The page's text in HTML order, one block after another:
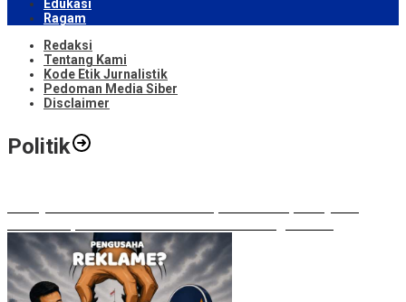
Edukasi
Ragam
Redaksi
Tentang Kami
Kode Etik Jurnalistik
Pedoman Media Siber
Disclaimer
Politik